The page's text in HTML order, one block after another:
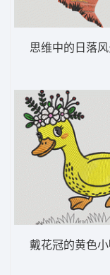
思维中的日落
戴花冠的黄色